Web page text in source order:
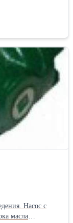
с в
при
окружающей
должно быть
мм. Класс
Насосы
вала (по
вращения ,
масла